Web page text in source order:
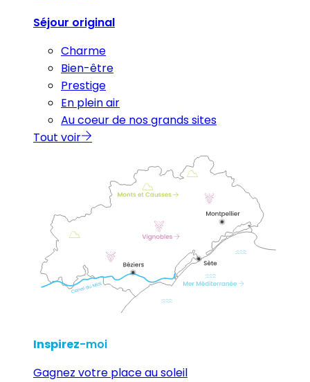
Séjour original
Charme
Bien-être
Prestige
En plein air
Au coeur de nos grands sites
Tout voir
Inspirez-moi
Gagnez votre place au soleil